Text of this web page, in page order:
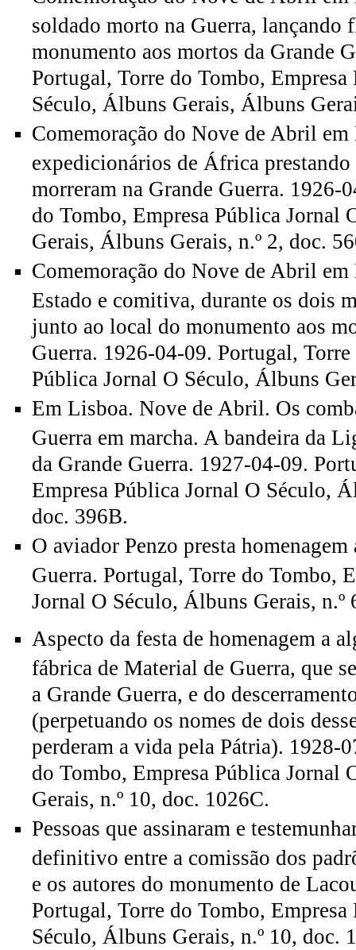
soldado morto na Guerra, lançando
monumento aos mortos da Grande
Portugal, Torre do Tombo,
Século, Álbuns Gerais, Álbuns
Comemoração do Nove de Abril
expedicionários de África prestando
morreram na Grande Guerra. 1926-
do Tombo, Empresa Pública Jornal
Gerais, Álbuns Gerais, n.º 2, doc.
Comemoração do Nove de Abril
Estado e comitiva, durante os dois
junto ao local do monumento aos
Guerra. 1926-04-09. Portugal,
Pública Jornal O Século, Álbuns
Em Lisboa. Nove de Abril. Os
Guerra em marcha. A bandeira da
da Grande Guerra. 1927-04-09.
Empresa Pública Jornal O Século,
doc. 396B.
O aviador Penzo presta
Guerra. Portugal, Torre do Tombo,
Jornal O Século, Álbuns Gerais, n.º
Aspecto da festa de homenagem a
fábrica de Material de Guerra, que
a Grande Guerra, e do
(perpetuando os nomes de dois
perderam a vida pela Pátria). 1928-
do Tombo, Empresa Pública Jornal
Gerais, n.º 10, doc. 1026C.
Pessoas que assinaram e
definitivo entre a comissão dos
e os autores do monumento de
Portugal, Torre do Tombo,
Século, Álbuns Gerais, n.º 10, doc.